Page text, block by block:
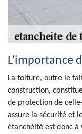
L’importance
La toiture, outre le
construction,
de protection de
assure la sécurité et
étanchéité est donc